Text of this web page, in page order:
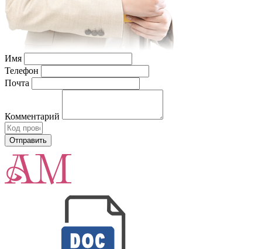
Имя
Телефон
Почта
Комментарий